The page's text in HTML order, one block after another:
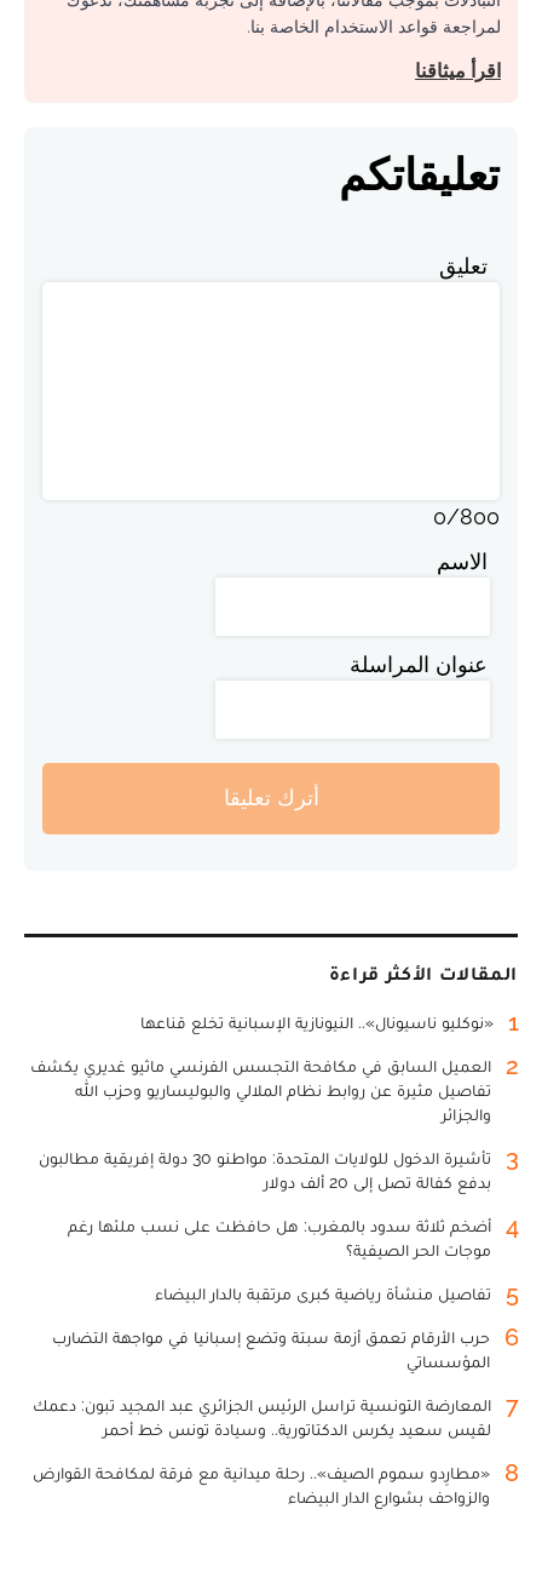
لمراجعة قواعد الاستخدام الخاصة بنا.
اقرأ ميثاقنا
تعليقاتكم
تعليق
0/800
الاسم
عنوان المراسلة
أترك تعليقا
المقالات الأكثر قراءة
1 «نوكليو ناسيونال».. النيونازية الإسبانية تخلع قناعها
2
العميل السابق في مكافحة التجسس الفرنسي ماثيو غديري يكشف
تفاصيل مثيرة عن روابط نظام الملالي والبوليساريو وحزب الله
والجزائر
3
تأشيرة الدخول للولايات المتحدة: مواطنو 30 دولة إفريقية مطالبون
بدفع كفالة تصل إلى 20 ألف دولار
4
أضخم ثلاثة سدود بالمغرب: هل حافظت على نسب ملئها رغم
موجات الحر الصيفية؟
5 تفاصيل منشأة رياضية كبرى مرتقبة بالدار البيضاء
6
حرب الأرقام تعمق أزمة سبتة وتضع إسبانيا في مواجهة التضارب
المؤسساتي
7
المعارضة التونسية تراسل الرئيس الجزائري عبد المجيد تبون: دعمك
لقيس سعيد يكرس الدكتاتورية.. وسيادة تونس خط أحمر
8
«مطارِدو سموم الصيف».. رحلة ميدانية مع فرقة لمكافحة القوارض
والزواحف بشوارع الدار البيضاء